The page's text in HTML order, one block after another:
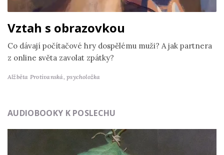
Vztah s obrazovkou
Co dávají počítačové hry dospělému muži? A jak partnera
z online světa zavolat zpátky?
Alžběta Protivanská,psycholožka
AUDIOBOOKY K POSLECHU